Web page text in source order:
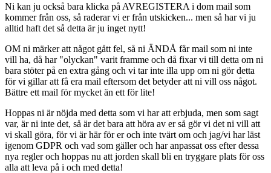
Ni kan ju också bara klicka på AVREGISTERA i dom mail som
kommer från oss, så raderar vi er från utskicken... men så har vi ju
alltid haft det så detta är ju inget nytt!
OM ni märker att något gått fel, så ni ÄNDÅ får mail som ni inte
vill ha, då har "olyckan" varit framme och då fixar vi till detta om ni
bara stöter på en extra gång och vi tar inte illa upp om ni gör detta
för vi gillar att få era mail eftersom det betyder att ni vill oss något.
Bättre ett mail för mycket än ett för lite!
Hoppas ni är nöjda med detta som vi har att erbjuda, men som sagt
var, är ni inte det, så är det bara att höra av er så gör vi det ni vill att
vi skall göra, för vi är här för er och inte tvärt om och jag/vi har läst
igenom GDPR och vad som gäller och har anpassat oss efter dessa
nya regler och hoppas nu att jorden skall bli en tryggare plats för oss
alla att leva på i och med detta!